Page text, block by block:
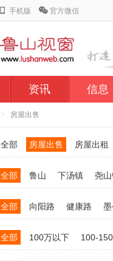
手机版 官方微信
资讯 信息
> 房屋出售
全部 房屋出售 房屋出租
全部 鲁山 下汤镇 尧
全部 向阳路 健康路
全部 100万以下 100-